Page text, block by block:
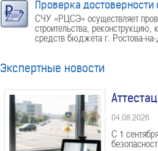
Проверка
СЧУ «РЦСЭ» осуществляет
строительства, реконструкцию,
средств бюджета г. Ростова-
Экспертные новости
04.08.2026
С 1